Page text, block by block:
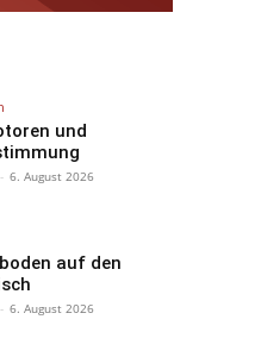
und
- 6. August 2026
auf den
- 6. August 2026